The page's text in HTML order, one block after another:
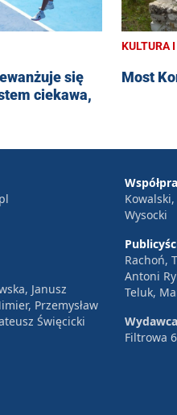
się
ciekawa,
KULTURA
Most
Janusz
Przemysław
Święcicki
Wysocki
Rachoń,
Antoni
Teluk,
Filtrowa